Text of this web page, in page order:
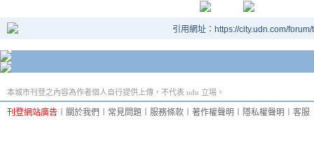
引用網址：https://city.udn.com/
本城市刊登之內容為作者個人自行提供上傳，不代表 udn 立場。
刊登網站廣告 關於我們 常見問題 服務條款 著作權聲明 隱私權聲明 客服